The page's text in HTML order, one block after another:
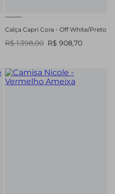
Calça Capri Cora - Off White/Preto
R$ 1.398,00 R$ 908,70